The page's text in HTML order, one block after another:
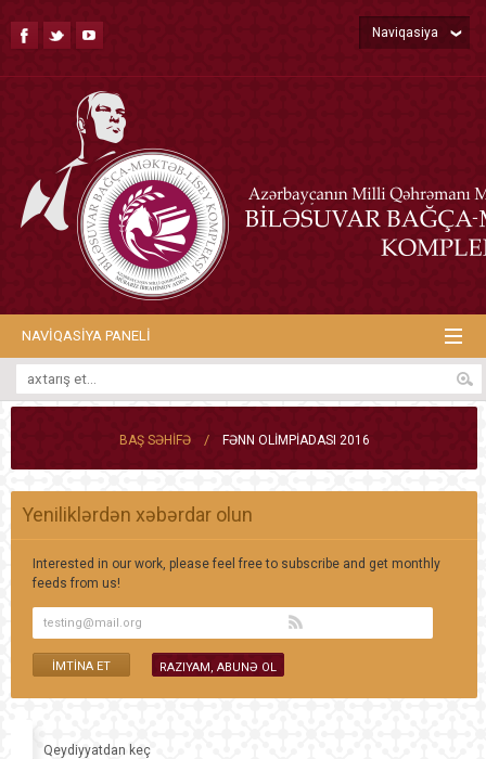
Naviqasiya
NAVIQASIYA PANELI
BAŞ SƏHIFƏ / FƏNN OLIMPIADASI 2016
Yeniliklərdən xəbərdar olun
Interested in our work, please feel free to subscribe and get monthly
feeds from us!
Qeydiyyatdan keç